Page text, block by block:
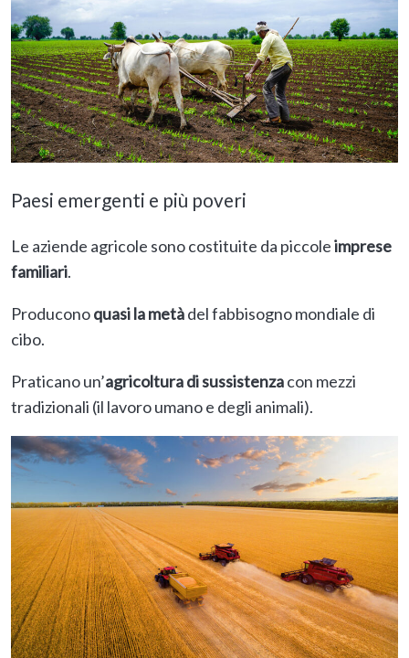
Paesi emergenti e più poveri
Le aziende agricole sono costituite da piccoleimprese
familiari.
Produconoquasi la metàdel fabbisogno mondiale di
cibo.
Praticano un’agricoltura di sussistenzacon mezzi
tradizionali (il lavoro umano e degli animali).